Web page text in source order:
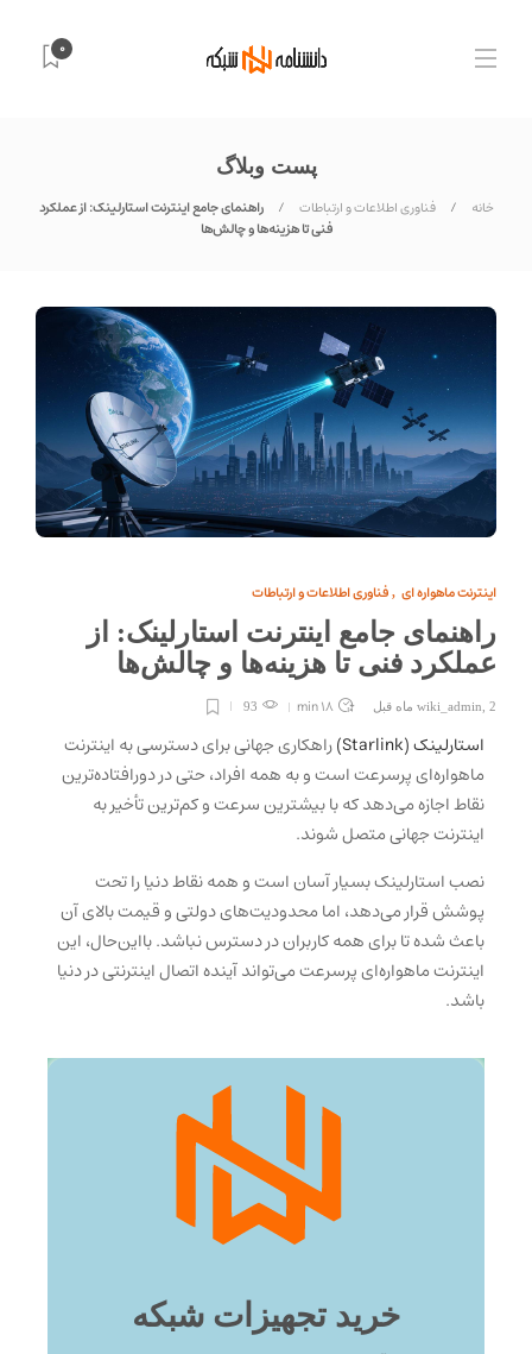
0
پست وبلاگ
خانه فناوری اطلاعات و ارتباطات
راهنمای جامع اینترنت استارلینک: از عملکرد
فنی تا هزینه‌ها و چالش‌ها
اینترنت ماهواره ای , فناوری اطلاعات و ارتباطات
راهنمای جامع اینترنت استارلینک: از
عملکرد فنی تا هزینه‌ها و چالش‌ها
wiki_admin 2 ماه قبل 18 min
93
استارلینک (Starlink)
راهکاری جهانی برای دسترسی به اینترنت
ماهواره‌ای پرسرعت است و به همه افراد، حتی در دورافتاده‌ترین
نقاط اجازه می‌دهد که با بیشترین سرعت و کم‌ترین تأخیر به
اینترنت جهانی متصل شوند.
نصب استارلینک بسیار آسان است و همه نقاط دنیا را تحت
پوشش قرار می‌دهد، اما محدودیت‌های دولتی و قیمت بالای آن
باعث شده تا برای همه کاربران در دسترس نباشد. بااین‌حال، این
اینترنت ماهواره‌ای پرسرعت می‌تواند آینده اتصال اینترنتی در دنیا
باشد.
خرید تجهیزات شبکه